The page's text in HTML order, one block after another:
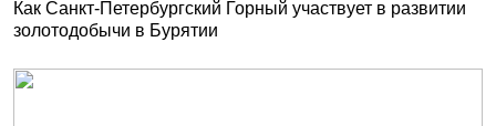
Как Санкт-Петербургский Горный участвует в развитии
золотодобычи в Бурятии